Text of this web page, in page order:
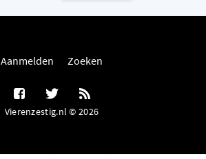
Aanmelden Zoeken
Vierenzestig.nl © 2026